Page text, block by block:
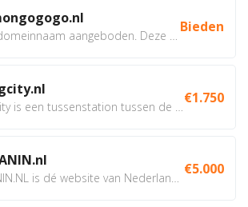
Bieden
€1.750
€5.000